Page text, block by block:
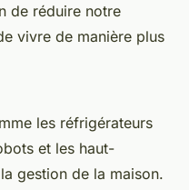
de réduire notre
vivre de manière plus
les réfrigérateurs
et les haut-
gestion de la maison.